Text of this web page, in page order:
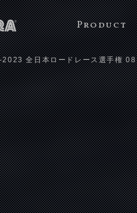
Product
2023 全日本ロードレース選手権 08